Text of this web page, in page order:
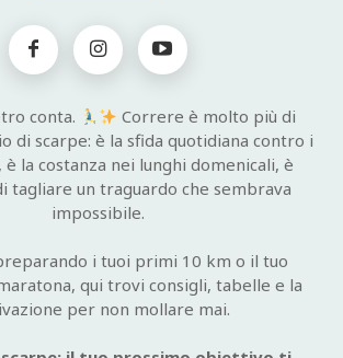
conta.
Correre è molto più di
di scarpe: è la sfida quotidiana contro i
la costanza nei lunghi domenicali, è
tagliare un traguardo che sembrava
impossibile.
i tuoi primi 10 km o il tuo
qui trovi consigli, tabelle e la
per non mollare mai.